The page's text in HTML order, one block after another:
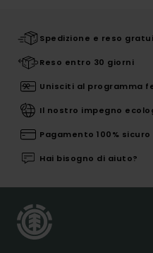
Spedizione e reso
Reso entro 30 giorni
Unisciti al programma
Il nostro impegno
Pagamento 100% sicuro
Hai bisogno di aiuto?